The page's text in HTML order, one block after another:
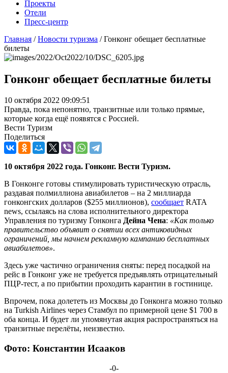
Проекты
Отели
Пресс-центр
Главная /Новости туризма /Гонконг обещает бесплатные
билеты
Гонконг обещает бесплатные билеты
10 октября 2022 09:09:51
Правда, пока непонятно, транзитные или только прямые,
которые когда ещё появятся с Россией.
Вести Туризм
Поделиться
10 октября 2022 года. Гонконг. Вести Туризм.
В Гонконге готовы стимулировать туристическую отрасль,
раздавая полмиллиона авиабилетов – на 2 миллиарда
гонконгских долларов ($255 миллионов), сообщает RATA
news, ссылаясь на слова исполнительного директора
Управления по туризму Гонконга Дейна Чена: «Как только
правительство объявит о снятии всех антиковидных
ограничений, мы начнем рекламную кампанию бесплатных
авиабилетов».
Здесь уже частично ограничения сняты: перед посадкой на
рейс в Гонконг уже не требуется предъявлять отрицательный
ПЦР-тест, а по прибытии проходить карантин в гостинице.
Впрочем, пока долететь из Москвы до Гонконга можно только
на Turkish Airlines через Стамбул по примерной цене $1 700 в
оба конца. И будет ли упомянутая акция распространяться на
транзитные перелёты, неизвестно.
Фото: Константин Исааков
-0-